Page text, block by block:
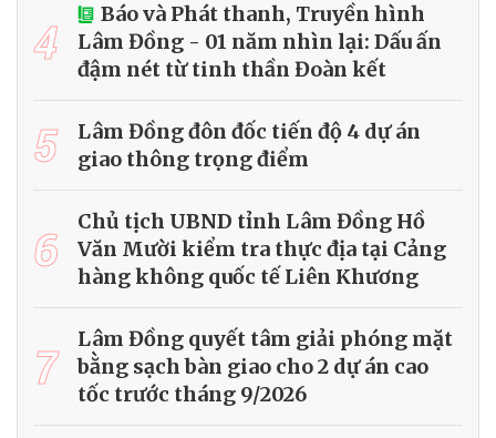
4
Báo và Phát thanh, Truyền hình
Lâm Đồng - 01 năm nhìn lại: Dấu ấn
đậm nét từ tinh thần Đoàn kết
5
Lâm Đồng đôn đốc tiến độ 4 dự án
giao thông trọng điểm
6
Chủ tịch UBND tỉnh Lâm Đồng Hồ
Văn Mười kiểm tra thực địa tại Cảng
hàng không quốc tế Liên Khương
7
Lâm Đồng quyết tâm giải phóng mặt
bằng sạch bàn giao cho 2 dự án cao
tốc trước tháng 9/2026